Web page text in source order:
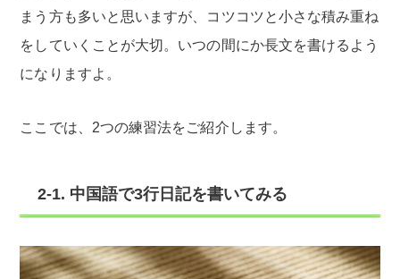
まう方も多いと思いますが、コツコツと小さな積み重ね
をしていくことが大切。いつの間にか長文を書けるよう
になりますよ。
ここでは、2つの練習法をご紹介します。
2-1. 中国語で3行日記を書いてみる